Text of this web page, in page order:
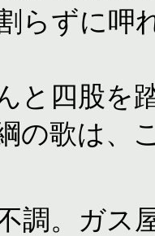
らずに
と四股
の歌は、
調。ガス